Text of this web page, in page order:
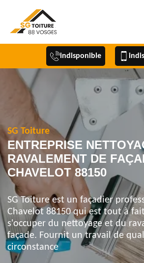
indisponible
SG Toiture
ENTREPRISE
RAVALEMENT DE
CHAVELOT 88150
SG Toiture est un façadier
Chavelot 88150 qui est tout à
s'occuper du nettoyage et du
façade. Fournit un travail de
circonstance